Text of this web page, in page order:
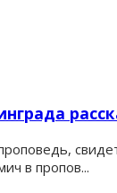
в пропов...